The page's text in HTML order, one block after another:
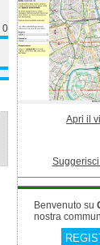
0
Apri il
Benvenuto su
nostra